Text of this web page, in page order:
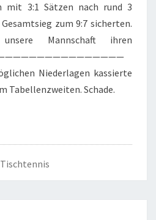
mit 3:1 Sätzen nach rund 3
zum 9:7 sicherten.
Mannschaft ihren
Niederlagen kassierte
Tabellenzweiten. Schade.
Tischtennis